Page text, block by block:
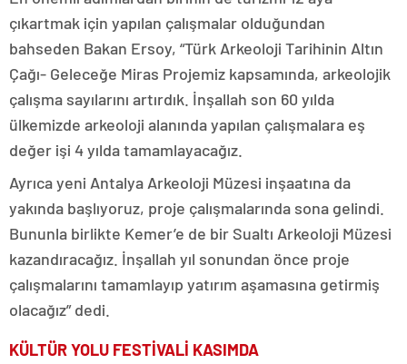
çıkartmak için yapılan çalışmalar olduğundan
bahseden Bakan Ersoy, “Türk Arkeoloji Tarihinin Altın
Çağı- Geleceğe Miras Projemiz kapsamında, arkeolojik
çalışma sayılarını artırdık. İnşallah son 60 yılda
ülkemizde arkeoloji alanında yapılan çalışmalara eş
değer işi 4 yılda tamamlayacağız.
Ayrıca yeni Antalya Arkeoloji Müzesi inşaatına da
yakında başlıyoruz, proje çalışmalarında sona gelindi.
Bununla birlikte Kemer’e de bir Sualtı Arkeoloji Müzesi
kazandıracağız. İnşallah yıl sonundan önce proje
çalışmalarını tamamlayıp yatırım aşamasına getirmiş
olacağız” dedi.
KÜLTÜR YOLU FESTİVALİ KASIMDA